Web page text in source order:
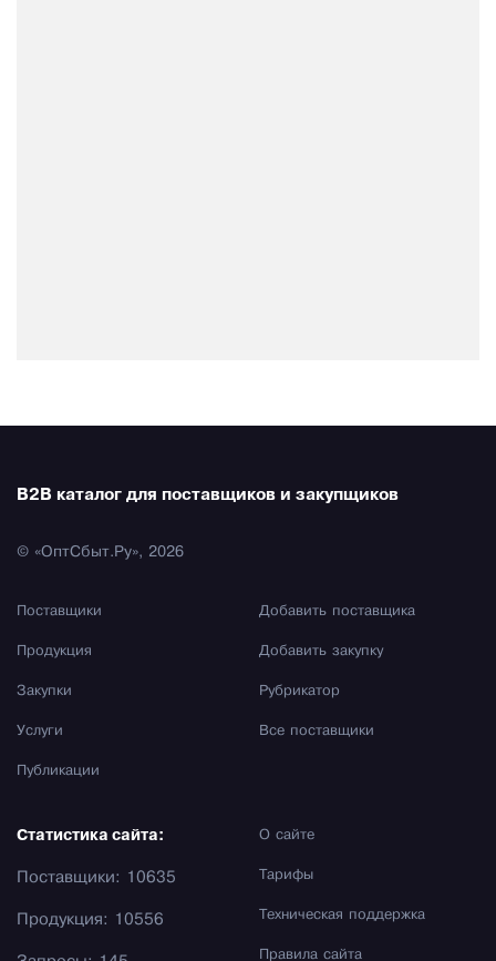
B2B каталог для поставщиков и закупщиков
© «ОптСбыт.Ру», 2026
Поставщики
Продукция
Закупки
Услуги
Публикации
Добавить поставщика
Добавить закупку
Рубрикатор
Все поставщики
О сайте
Тарифы
Техническая поддержка
Правила сайта
Статистика сайта:
Поставщики: 10635
Продукция: 10556